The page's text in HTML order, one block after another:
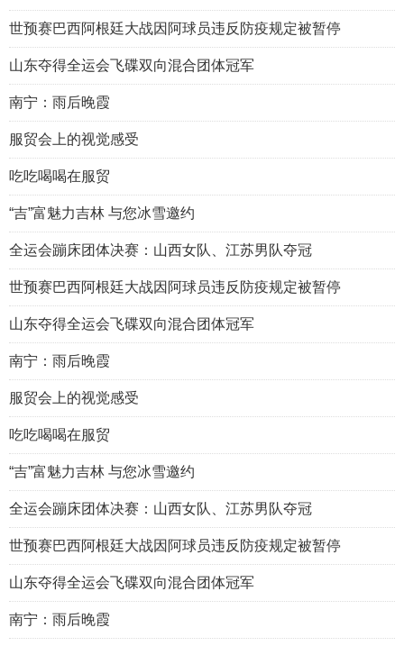
世预赛巴西阿根廷大战因阿球员违反防疫规定被暂停
山东夺得全运会飞碟双向混合团体冠军
南宁：雨后晚霞
服贸会上的视觉感受
吃吃喝喝在服贸
“吉”富魅力吉林 与您冰雪邀约
全运会蹦床团体决赛：山西女队、江苏男队夺冠
世预赛巴西阿根廷大战因阿球员违反防疫规定被暂停
山东夺得全运会飞碟双向混合团体冠军
南宁：雨后晚霞
服贸会上的视觉感受
吃吃喝喝在服贸
“吉”富魅力吉林 与您冰雪邀约
全运会蹦床团体决赛：山西女队、江苏男队夺冠
世预赛巴西阿根廷大战因阿球员违反防疫规定被暂停
山东夺得全运会飞碟双向混合团体冠军
南宁：雨后晚霞